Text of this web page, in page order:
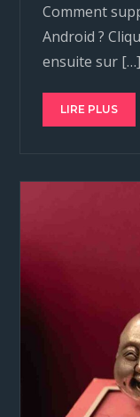
Comment
Android ?
ensuite sur […]
LIRE PLUS